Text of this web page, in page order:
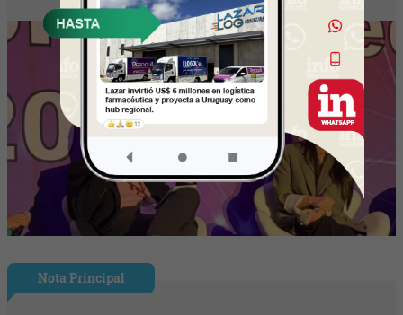
Nota Principal